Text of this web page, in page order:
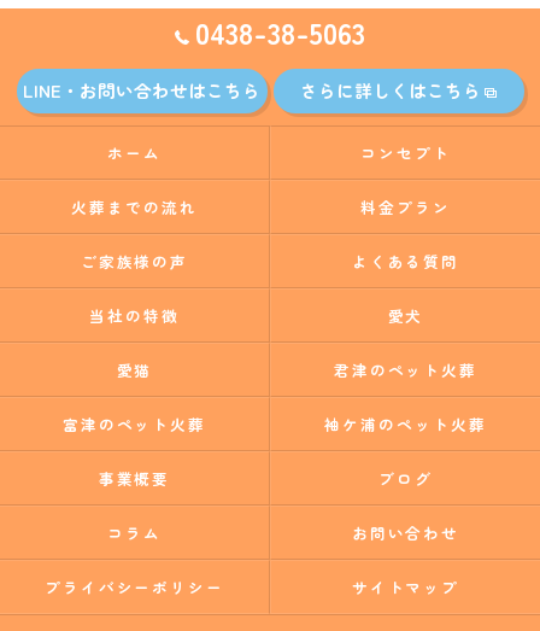
0438-38-5063
LINE・お問い合わせはこちら さらに詳しくはこちら
ホーム コンセプト
火葬までの流れ 料金プラン
ご家族様の声 よくある質問
当社の特徴 愛犬
愛猫 君津のペット火葬
富津のペット火葬 袖ケ浦のペット火葬
事業概要 ブログ
コラム お問い合わせ
プライバシーポリシー サイトマップ